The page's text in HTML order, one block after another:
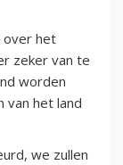
over het
zeker van te
worden
van het land
we zullen